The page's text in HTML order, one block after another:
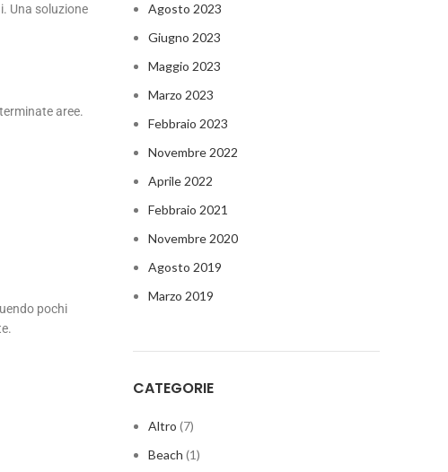
Una soluzione
aree.
pochi
Agosto 2023
Giugno 2023
Maggio 2023
Marzo 2023
Febbraio 2023
Novembre 2022
Aprile 2022
Febbraio 2021
Novembre 2020
Agosto 2019
Marzo 2019
CATEGORIE
Altro (7)
Beach (1)